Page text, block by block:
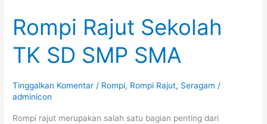
Rompi Rajut Sekolah
TK SD SMP SMA
Tinggalkan Komentar / Rompi, Rompi Rajut, Seragam /
adminicon
Rompi rajut merupakan salah satu bagian penting dari